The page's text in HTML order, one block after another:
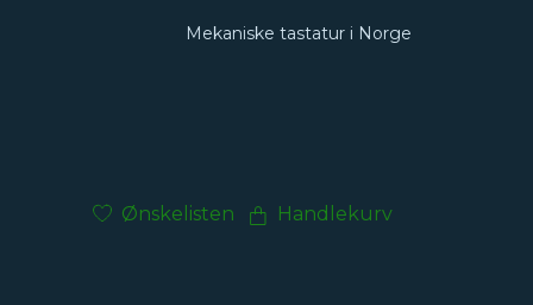
Mekaniske tastatur i Norge
Ønskelisten Handlekurv